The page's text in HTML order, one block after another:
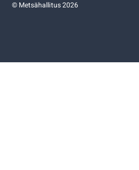
©Metsähallitus 2026